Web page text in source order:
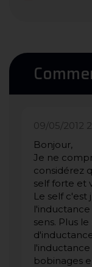
09/05/2012
Bonjour,
Je ne
considérez
self forte et
Le self c'est
sens. Plus
bobinages